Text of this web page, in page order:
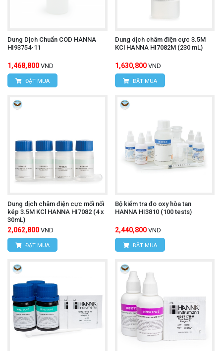
Dung Dịch Chuẩn COD HANNA
HI93754-11
1,468,800 VND
ĐẶT MUA
Dung dịch châm điện cực 3.5M
KCl HANNA HI7082M (230 mL)
1,630,800 VND
ĐẶT MUA
Dung dịch châm điện cực mối nối
kép 3.5M KCl HANNA HI7082 (4 x
30mL)
2,062,800 VND
ĐẶT MUA
Bộ kiểm tra đo oxy hòa tan
HANNA HI3810 (100 tests)
2,440,800 VND
ĐẶT MUA